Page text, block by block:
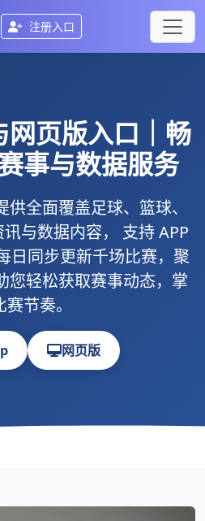
注册入口
网页版入口｜畅
事与数据服务
供全面覆盖足球、篮球、
与数据内容， 支持APP
日同步更新千场比赛，聚
您轻松获取赛事动态，掌
节奏。
网页版